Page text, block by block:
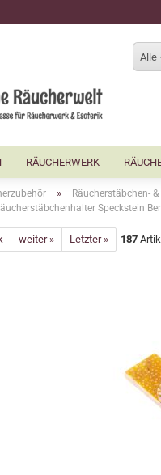
Alle
RÄUCHERWERK
» Räucherstäbchen-
Speckstein
weiter » Letzter » 187